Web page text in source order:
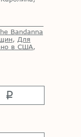
Bandanna
, Для
в США,
p